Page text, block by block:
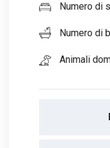
Numero di
Numero di
Animali